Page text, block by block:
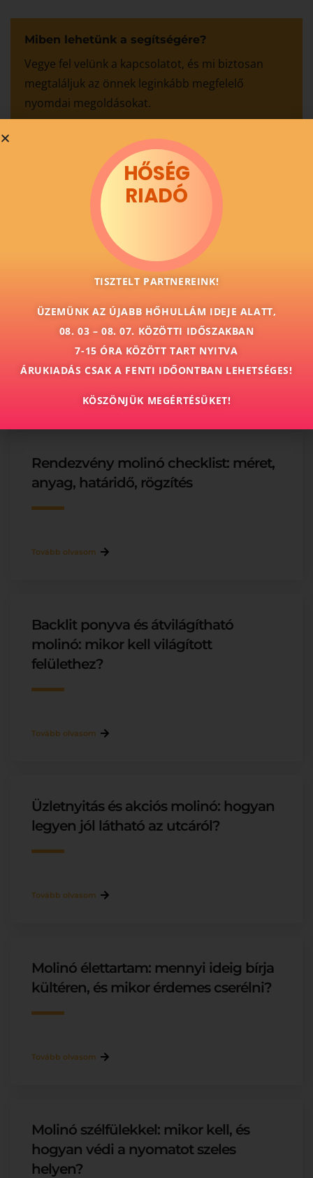
Miben lehetünk a segítségére?
Vegye fel velünk a kapcsolatot, és mi biztosan
megtaláljuk az önnek leginkább megfelelő
nyomdai megoldásokat.
Ajánlatkérés
További cikkeink
PDF, CMYK, DPI, méretarány
Rendezvény molinó checklist: méret,
anyag, határidő, rögzítés
Tovább olvasom
Backlit ponyva és átvilágítható
molinó: mikor kell világított
felülethez?
Tovább olvasom
Üzletnyitás és akciós molinó: hogyan
legyen jól látható az utcáról?
Tovább olvasom
Molinó élettartam: mennyi ideig bírja
kültéren, és mikor érdemes cserélni?
Tovább olvasom
Molinó szélfülekkel: mikor kell, és
hogyan védi a nyomatot szeles
helyen?
HŐSÉG
RIADÓ
TISZTELT PARTNEREINK!
ÜZEMÜNK AZ ÚJABB HŐHULLÁM IDEJE ALATT,
08. 03 – 08. 07. KÖZÖTTI IDŐSZAKBAN
7-15 ÓRA KÖZÖTT TART NYITVA
ÁRUKIADÁS CSAK A FENTI IDŐONTBAN LEHETSÉGES!
KÖSZÖNJÜK MEGÉRTÉSÜKET!